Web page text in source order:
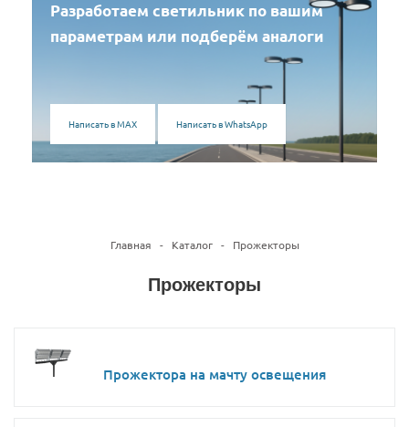
Разработаем светильник по вашим
параметрам или подберём аналоги
Написать в MAX Написать в WhatsApp
Главная - Каталог - Прожекторы
Прожекторы
Прожектора на мачту освещения